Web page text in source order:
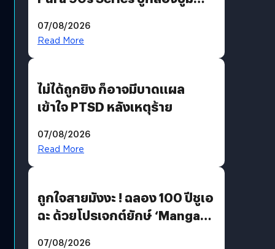
07/08/2026
Read More
ไม่ได้ถูกยิง ก็อาจมีบาดแผล
เข้าใจ PTSD หลังเหตุร้าย
07/08/2026
Read More
ถูกใจสายมังงะ ! ฉลอง 100 ปีชูเอ
ฉะ ด้วยโปรเจกต์ยักษ์ ‘Manga
07/08/2026